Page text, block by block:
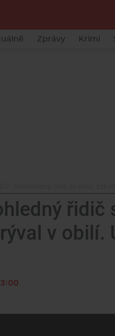
Zprávy Krimi
řidič
v obilí.